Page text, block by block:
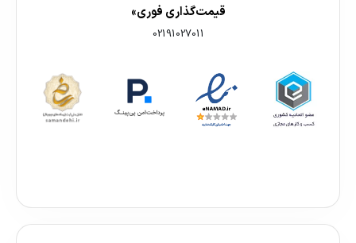
قیمت‌گذاری فوری»
02191027011